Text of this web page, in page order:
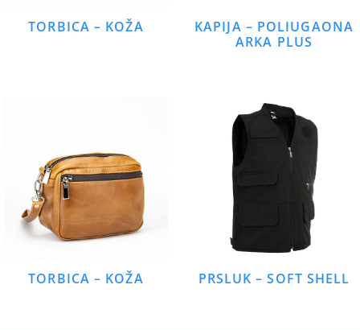
TORBICA – KOŽA
KAPIJA – POLIUGAONA
ARKA PLUS
TORBICA – KOŽA PRSLUK – SOFT SHELL